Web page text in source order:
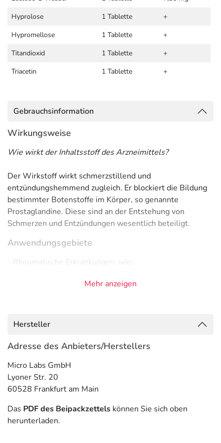
Hyprolose
1 Tablette
+
Hypromellose
1 Tablette
+
Titandioxid
1 Tablette
+
Triacetin
1 Tablette +
Gebrauchsinformation
Wirkungsweise
Wie wirkt der Inhaltsstoff des Arzneimittels?
Der Wirkstoff wirkt schmerzstillend und
entzündungshemmend zugleich. Er blockiert die Bildung
bestimmter Botenstoffe im Körper, so genannte
Prostaglandine. Diese sind an der Entstehung von
Schmerzen und Entzündungen wesentlich beteiligt.
Anwendungsgebiete
- Rheumatische Erkrankungen, wie:
auch die der Wirbelsäule)
- Chronische Polyarthritis
- Morbus Bechterew (Spondylitis ankylosans)
Gegenanzeigen
Was spricht gegen eine Anwendung?
Immer:
Mehr anzeigen
Hersteller
Adresse des Anbieters/Herstellers
Micro Labs GmbH
Lyoner Str. 20
60528 Frankfurt am Main
Das PDF des Beipackzettels können Sie sich oben
herunterladen.